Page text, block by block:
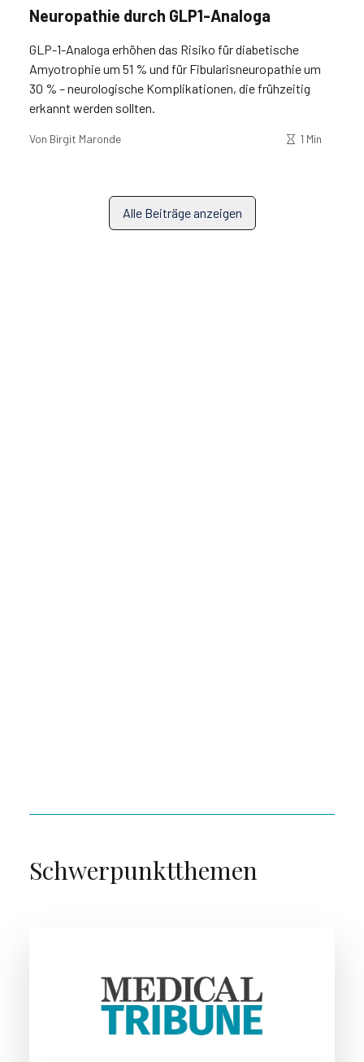
Neuropathie durch GLP1-Analoga
GLP-1-Analoga erhöhen das Risiko für diabetische
Amyotrophie um 51 % und für Fibularisneuropathie um
30 % – neurologische Komplikationen, die frühzeitig
erkannt werden sollten.
Von Birgit Maronde 1 Min
Alle Beiträge anzeigen
Schwerpunktthemen